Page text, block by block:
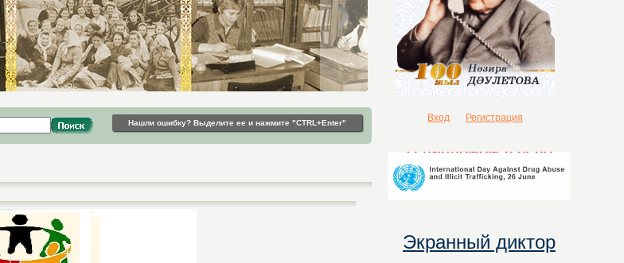
Нашли ошибку? Выделите ее и нажмите "CTRL+Enter" Вход Регистрация
Экранный диктор